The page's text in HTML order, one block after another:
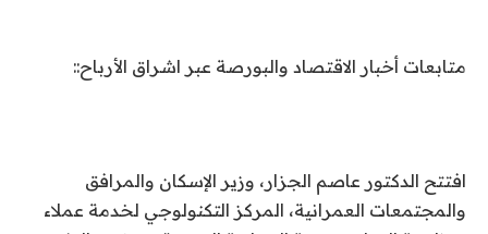
متابعات أخبار الاقتصاد والبورصة عبر اشراق الأرباح::
افتتح الدكتور عاصم الجزار، وزير الإسكان والمرافق
والمجتمعات العمرانية، المركز التكنولوجي لخدمة عملاء